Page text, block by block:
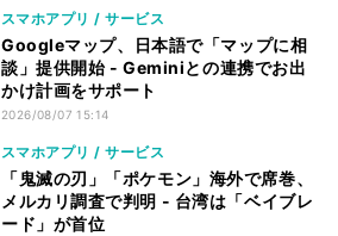
スマホアプリ / サービス
Googleマップ、日本語で「マップに相
談」提供開始 - Geminiとの連携でお出
かけ計画をサポート
2026/08/07 15:14
スマホアプリ / サービス
「鬼滅の刃」「ポケモン」海外で席巻、
メルカリ調査で判明 - 台湾は「ベイブレ
ード」が首位